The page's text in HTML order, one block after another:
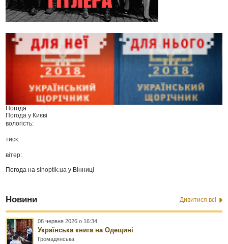
Погода
Погода у Києві
вологість:
тиск:
вітер:
Погода наsinoptik.ua у Вінниці
Новини Дивитися всі
08 червня 2026 о 16:34
Українська книга на Одещині
Громадянська